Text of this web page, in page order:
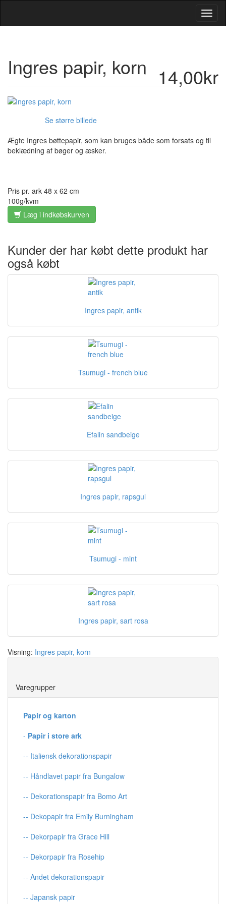
14,00kr
Ingres papir, korn
Se større billede
Ægte Ingres bøttepapir, som kan bruges både som forsats og til
beklædning af bøger og æsker.
Pris pr. ark 48 x 62 cm
100g/kvm
Læg i indkøbskurven
Kunder der har købt dette produkt har
også købt
Ingres papir, antik
Tsumugi - french blue
Efalin sandbeige
Ingres papir, rapsgul
Tsumugi - mint
Ingres papir, sart rosa
Visning: Ingres papir, korn
Varegrupper
Papir og karton
- Papir i store ark
-- Italiensk dekorationspapir
-- Håndlavet papir fra Bungalow
-- Dekorationspapir fra Bomo Art
-- Dekopapir fra Emily Burningham
-- Dekorpapir fra Grace Hill
-- Dekorpapir fra Rosehip
-- Andet dekorationspapir
-- Japansk papir